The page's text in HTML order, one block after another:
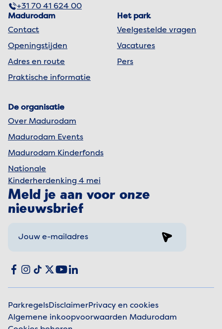
+31 70 41 624 00
Madurodam
Contact
Openingstijden
Adres en route
Praktische informatie
Het park
Veelgestelde vragen
Vacatures
Pers
De organisatie
Over Madurodam
Madurodam Events
Madurodam Kinderfonds
Nationale
Kinderherdenking 4 mei
Meld je aan voor onze
nieuwsbrief
Social media
Facebook
Instagram
TikTok
X YouTube
LinkedIn
ParkregelsDisclaimerPrivacy en cookies
Algemene inkoopvoorwaarden Madurodam